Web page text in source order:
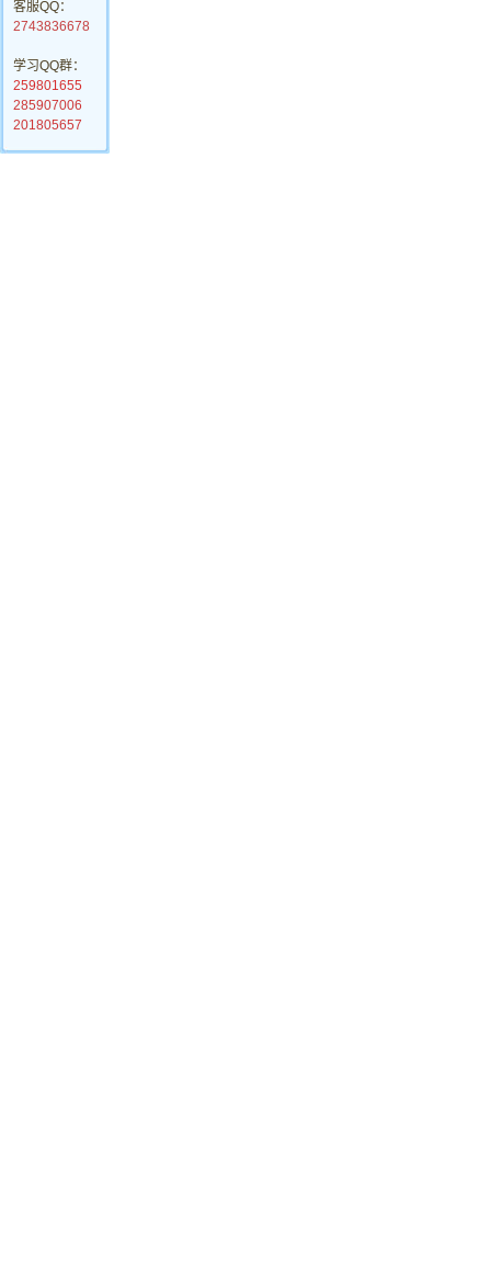
客服QQ：
2743836678
学习QQ群：
259801655
285907006
201805657